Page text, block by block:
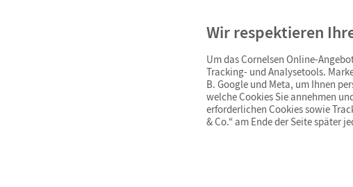
Persönliche Angebote für Lehrkräfte
Sicheres Einkaufen mit SSL-Verschlüsselung
Widerrufsfristvon 4 Wochen
Schnelle und einfache Retourenabwicklung
Wir respektieren
Um das Cornelsen Online-
Tracking- und Analysetools.
B. Google und Meta, um Ihnen
welche Cookies Sie annehmen
erforderlichen Cookies sowie
& Co.“ am Ende der Seite später